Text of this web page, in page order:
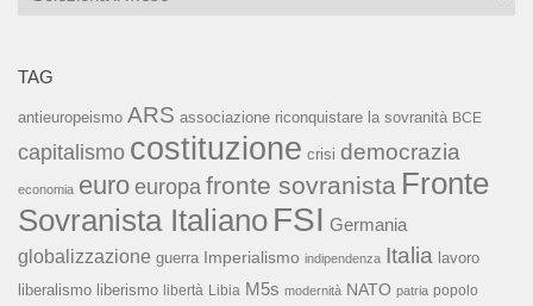
TAG
antieuropeismo ARS associazione riconquistare la sovranità BCE
capitalismo costituzione crisi democrazia
economia euro europa fronte sovranista Fronte
Sovranista Italiano FSI Germania
globalizzazione guerra Imperialismo indipendenza Italia lavoro
liberalismo liberismo libertà Libia M5s modernità NATO patria popolo